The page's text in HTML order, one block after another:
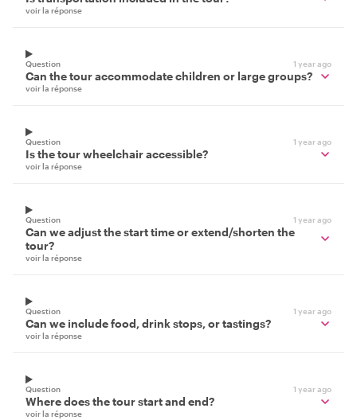
voir la réponse
Question 1 year ago
Can the tour accommodate children or large groups?
voir la réponse
Question 1 year ago
Is the tour wheelchair accessible?
voir la réponse
Question 1 year ago
Can we adjust the start time or extend/shorten the
tour?
voir la réponse
Question 1 year ago
Can we include food, drink stops, or tastings?
voir la réponse
Question 1 year ago
Where does the tour start and end?
voir la réponse